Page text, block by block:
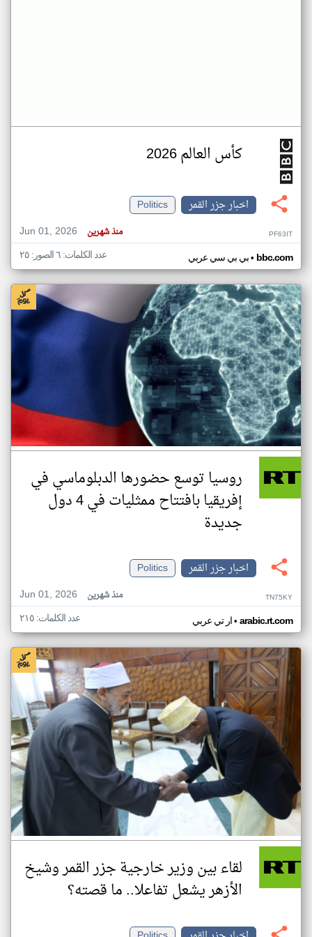
كأس العالم 2026
اخبار جزر القمر
Politics
Jun 01, 2026
منذ شهرين PF63IT
بي بي سي عربي• bbc.com عدد الكلمات: ٦ الصور: ٢٥
روسيا توسع حضورها الدبلوماسي في
إفريقيا بافتتاح ممثليات في 4 دول
جديدة
اخبار جزر القمر
Politics
Jun 01, 2026
منذ شهرين TN75KY
ار تي عربي• arabic.rt.com عدد الكلمات: ٢١٥
لقاء بين وزير خارجية جزر القمر وشيخ
الأزهر يشعل تفاعلا.. ما قصته؟